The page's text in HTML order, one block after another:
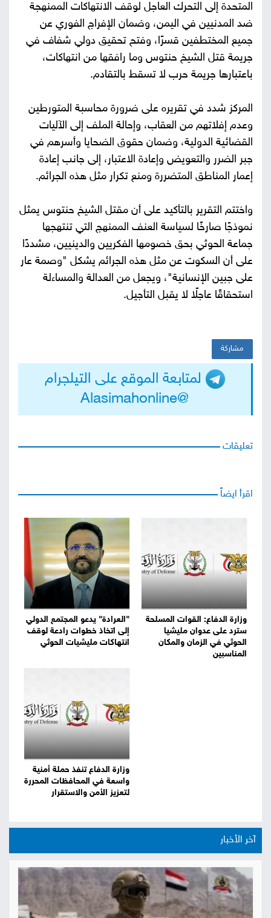
المتحدة إلى التحرك العاجل لوقف الانتهاكات الممنهجة
ضد المدنيين في اليمن، وضمان الإفراج الفوري عن
جميع المختطفين قسرًا، وفتح تحقيق دولي شفاف في
جريمة قتل الشيخ حنتوس وما رافقها من انتهاكات،
باعتبارها جريمة حرب لا تسقط بالتقادم.
المركز شدد في تقريره على ضرورة محاسبة المتورطين
وعدم إفلاتهم من العقاب، وإحالة الملف إلى الآليات
القضائية الدولية، وضمان حقوق الضحايا وأسرهم في
جبر الضرر والتعويض وإعادة الاعتبار، إلى جانب إعادة
إعمار المناطق المتضررة ومنع تكرار مثل هذه الجرائم.
واختتم التقرير بالتأكيد على أن مقتل الشيخ حنتوس يمثل
نموذجًا صارخًا لسياسة العنف الممنهج التي تنتهجها
جماعة الحوثي بحق خصومها الفكريين والدينيين، مشددًا
على أن السكوت عن مثل هذه الجرائم يشكل "وصمة عار
على جبين الإنسانية"، ويجعل من العدالة والمساءلة
استحقاقًا عاجلًا لا يقبل التأجيل.
مشاركة
لمتابعة الموقع على التيلجرام
@Alasimahonline
تعليقات
اقرأ ايضاً
وزارة الدفاع: القوات المسلحة
سترد على عدوان مليشيا
الحوثي في الزمان والمكان
المناسبين
"العرادة" يدعو المجتمع الدولي
إلى اتخاذ خطوات رادعة لوقف
انتهاكات مليشيات الحوثي
وزارة الدفاع تنفذ حملة أمنية
واسعة في المحافظات المحررة
لتعزيز الأمن والاستقرار
آخر الأخبار